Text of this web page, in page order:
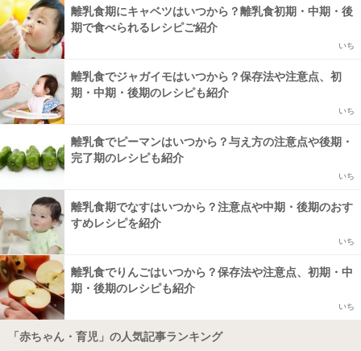
離乳食期にキャベツはいつから？離乳食初期・中期・後
期で食べられるレシピご紹介
いち
離乳食でジャガイモはいつから？保存法や注意点、初
期・中期・後期のレシピも紹介
いち
離乳食でピーマンはいつから？与え方の注意点や後期・
完了期のレシピも紹介
いち
離乳食期でなすはいつから？注意点や中期・後期のおす
すめレシピを紹介
いち
離乳食でりんごはいつから？保存法や注意点、初期・中
期・後期のレシピも紹介
いち
「赤ちゃん・育児」の人気記事ランキング